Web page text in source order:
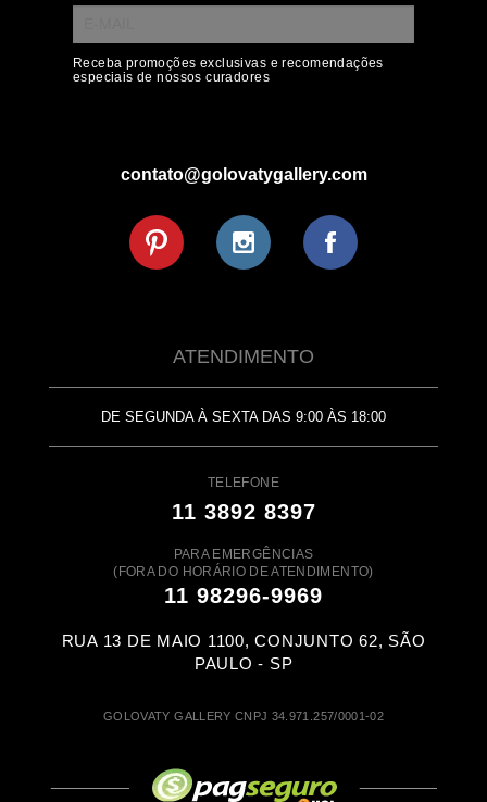
Receba promoções exclusivas e recomendações
especiais de nossos curadores
contato@golovatygallery.com
ATENDIMENTO
DE SEGUNDA À SEXTA DAS 9:00 ÀS 18:00
TELEFONE
11 3892 8397
PARA EMERGÊNCIAS
(FORA DO HORÁRIO DE ATENDIMENTO)
11 98296-9969
RUA 13 DE MAIO 1100, CONJUNTO 62, SÃO
PAULO - SP
GOLOVATY GALLERY CNPJ 34.971.257/0001-02